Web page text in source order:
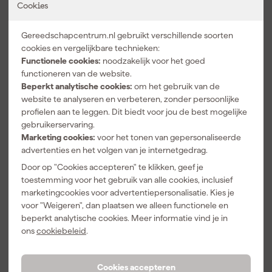
Cookies
Gereedschapcentrum.nl gebruikt verschillende soorten
cookies en vergelijkbare technieken:
Functionele cookies: noodzakelijk voor het goed
functioneren van de website.
Beperkt analytische cookies: om het gebruik van de
website te analyseren en verbeteren, zonder persoonlijke
profielen aan te leggen. Dit biedt voor jou de best mogelijke
gebruikerservaring.
Marketing cookies: voor het tonen van gepersonaliseerde
advertenties en het volgen van je internetgedrag.
Door op "Cookies accepteren" te klikken, geef je
toestemming voor het gebruik van alle cookies, inclusief
marketingcookies voor advertentiepersonalisatie. Kies je
voor "Weigeren", dan plaatsen we alleen functionele en
beperkt analytische cookies. Meer informatie vind je in
onscookiebeleid.
Cookies accepteren
Afbreekmes -
9mm
Morgen
3, 99
incl. BTW
afbreekmes -
18mm
14, 99
afbreekmes -
11,39